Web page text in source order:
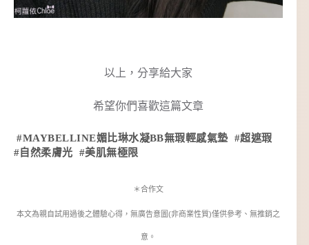
以上，分享給大家
希望你們喜歡這篇文章
#MAYBELLINE媚比琳水凝BB無瑕輕感氣墊 #超遮瑕
#自然柔膚光 #美肌無極限
＊合作文
本文為親自試用過後之體驗心得，無廣告意圖(非商業性質)僅供參考、無推銷之
意。